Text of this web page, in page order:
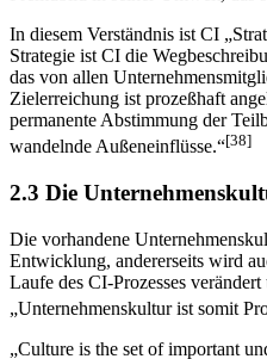
In diesem Verständnis ist CI
Strategie ist CI die
das von allen
Zielerreichung ist prozeßhaft
permanente Abstimmung der
Die vorhandene
Entwicklung, andererseits wird
Laufe des CI-Prozesses